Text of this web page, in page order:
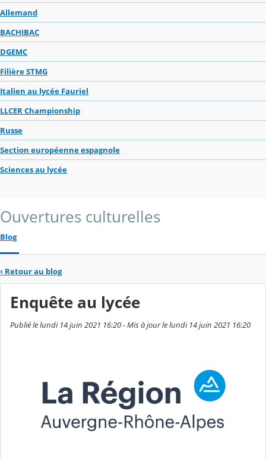
Allemand
BACHIBAC
DGEMC
Filière STMG
Italien au lycée Fauriel
LLCER Championship
Russe
Section européenne espagnole
Sciences au lycée
Ouvertures culturelles
Blog
‹ Retour au blog
Enquête au lycée
Publié le lundi 14 juin 2021 16:20 - Mis à jour le lundi 14 juin 2021 16:20